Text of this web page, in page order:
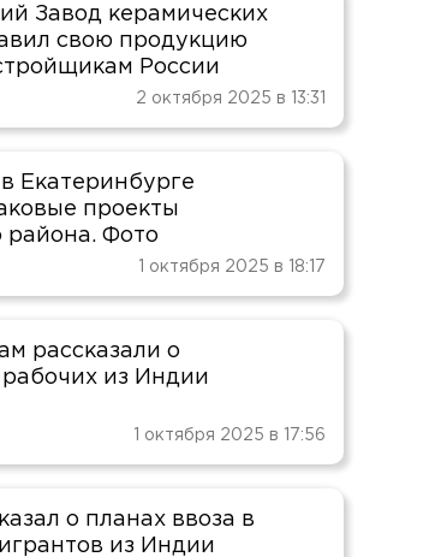
Завод керамических
свою продукцию
России
2 октября 2025 в 13:31
Екатеринбурге
проекты
района. Фото
1 октября 2025 в 18:17
рассказали о
из Индии
1 октября 2025 в 17:56
о планах ввоза в
из Индии